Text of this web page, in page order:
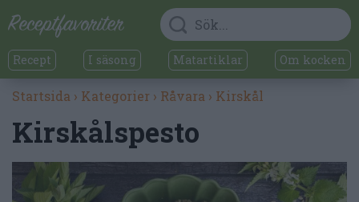
Recept I säsong Matartiklar Om kocken
Startsida › Kategorier › Råvara › Kirskål
Kirskålspesto